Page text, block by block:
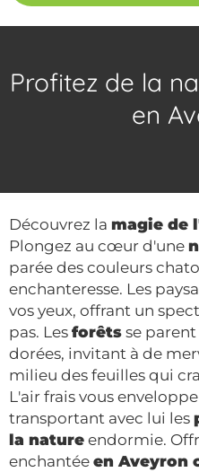
Profitez de la
en
Découvrez la magie de
Plongez au cœur d'une
parée des couleurs
enchanteresse. Les
vos yeux, offrant un
pas. Les forêts se
dorées, invitant à de
milieu des feuilles qui
L'air frais vous
transportant avec lui les
la nature endormie.
enchantée en Aveyron